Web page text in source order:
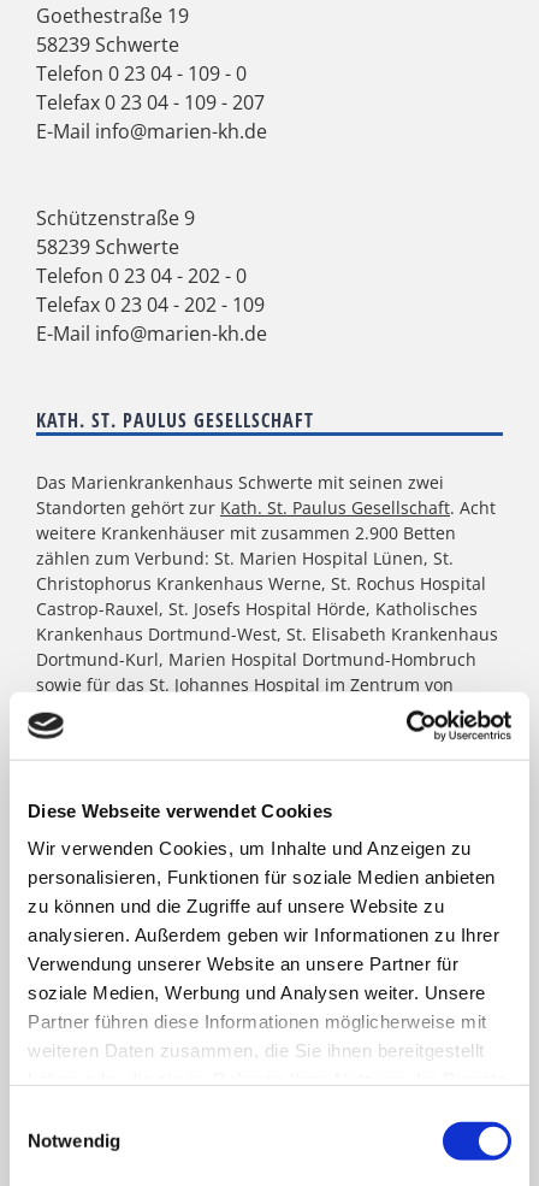
Diese Webseite verwendet Cookies
Wir verwenden Cookies, um Inhalte und Anzeigen zu
personalisieren, Funktionen für soziale Medien anbieten
zu können und die Zugriffe auf unsere Website zu
analysieren. Außerdem geben wir Informationen zu Ihrer
Verwendung unserer Website an unsere Partner für
soziale Medien, Werbung und Analysen weiter. Unsere
Partner führen diese Informationen möglicherweise mit
weiteren Daten zusammen, die Sie ihnen bereitgestellt
Notwendig
Goethestraße 19
58239 Schwerte
Telefon 0 23 04 - 109 - 0
Telefax 0 23 04 - 109 - 207
E-Mail info@marien-kh.de
Schützenstraße 9
58239 Schwerte
Telefon 0 23 04 - 202 - 0
Telefax 0 23 04 - 202 - 109
E-Mail info@marien-kh.de
KATH. ST. PAULUS GESELLSCHAFT
Das Marienkrankenhaus Schwerte mit seinen zwei
Standorten gehört zur Kath. St. Paulus Gesellschaft. Acht
weitere Krankenhäuser mit zusammen 2.900 Betten
zählen zum Verbund: St. Marien Hospital Lünen, St.
Christophorus Krankenhaus Werne, St. Rochus Hospital
Castrop-Rauxel, St. Josefs Hospital Hörde, Katholisches
Krankenhaus Dortmund-West, St. Elisabeth Krankenhaus
Dortmund-Kurl, Marien Hospital Dortmund-Hombruch
sowie für das St. Johannes Hospital im Zentrum von
Dortmund. Darüber hinaus agieren unter dem Paulus-
Dach Altenheime und eine Jugendhilfe-Einrichtung. Die
Kath. St. Paulus Gesellschaft zählt zu den größten
8.500 Menschen arbeiten für das Wohl der ihnen
Jugendlichen.
FACHBEREICHE
Klinik für Allgemein-, Viszeral- und minimal-
invasive Chirurgie